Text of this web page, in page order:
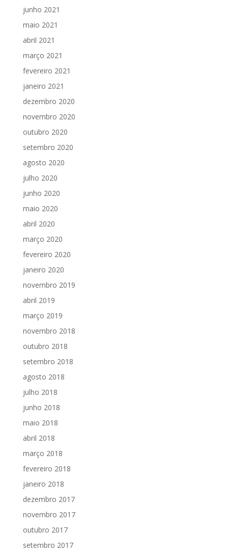
junho 2021
maio 2021
abril 2021
março 2021
fevereiro 2021
janeiro 2021
dezembro 2020
novembro 2020
outubro 2020
setembro 2020
agosto 2020
julho 2020
junho 2020
maio 2020
abril 2020
março 2020
fevereiro 2020
janeiro 2020
novembro 2019
abril 2019
março 2019
novembro 2018
outubro 2018
setembro 2018
agosto 2018
julho 2018
junho 2018
maio 2018
abril 2018
março 2018
fevereiro 2018
janeiro 2018
dezembro 2017
novembro 2017
outubro 2017
setembro 2017